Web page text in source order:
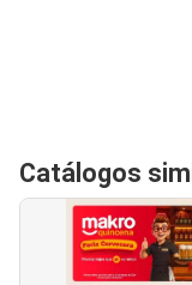
Catálogos